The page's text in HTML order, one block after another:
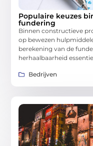
Populaire keuzes
fundering
Binnen constructieve
op bewezen
berekening van de
herhaalbaarheid
Bedrijven